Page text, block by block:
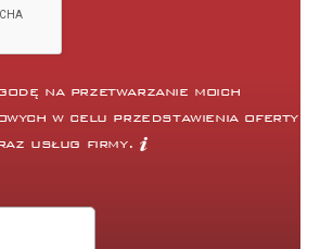
na przetwarzanie moich
w celu przedstawienia oferty
usług firmy.